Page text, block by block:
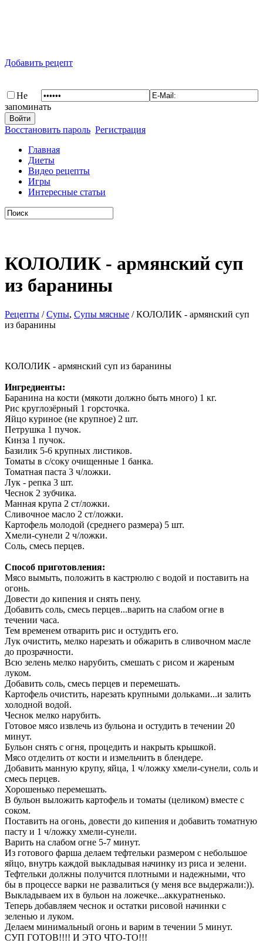
Добавить рецепт
Не
запоминать
Восстановить пароль Регистрация
Главная
Диеты
Видео рецепты
Игры
Интересные статьи
КОЛОЛИК - армянский суп
из баранины
Рецепты /Cупы, Супы мясные / КОЛОЛИК - армянский суп
из баранины
КОЛОЛИК - армянский суп из баранины
Ингредиенты:
Баранина на кости (мякоти должно быть много) 1 кг.
Рис круглозёрный 1 горсточка.
Яйцо куриное (не крупное) 2 шт.
Петрушка 1 пучок.
Кинза 1 пучок.
Базилик 5-6 крупных листиков.
Томаты в с/соку очищенные 1 банка.
Томатная паста 3 ч/ложки.
Лук - репка 3 шт.
Чеснок 2 зубчика.
Манная крупа 2 ст/ложки.
Сливочное масло 2 ст/ложки.
Картофель молодой (среднего размера) 5 шт.
Хмели-сунели 2 ч/ложки.
Соль, смесь перцев.
Способ приготовления:
Мясо вымыть, положить в кастрюлю с водой и поставить на
огонь.
Довести до кипения и снять пену.
Добавить соль, смесь перцев...варить на слабом огне в
течении часа.
Тем временем отварить рис и остудить его.
Лук очистить, мелко нарезать и обжарить в сливочном масле
до прозрачности.
Всю зелень мелко нарубить, смешать с рисом и жареным
луком.
Добавить соль, смесь перцев и перемешать.
Картофель очистить, нарезать крупными дольками...и залить
холодной водой.
Чеснок мелко нарубить.
Готовое мясо извлечь из бульона и остудить в течении 20
минут.
Бульон снять с огня, процедить и накрыть крышкой.
Мясо отделить от кости и измельчить в блендере.
Добавить манную крупу, яйца, 1 ч/ложку хмели-сунели, соль и
смесь перцев.
Хорошенько перемешать.
В бульон выложить картофель и томаты (целиком) вместе с
соком.
Поставить на огонь, довести до кипения и добавить томатную
пасту и 1 ч/ложку хмели-сунели.
Варить на слабом огне 5-7 минут.
Из готового фарша делаем тефтельки размером с небольшое
яйцо, внутрь каждой выкладывая начинку из риса и зелени.
Тефтельки должны получится плотными и надежными, что
бы в процессе варки не развалиться (у меня все выдержали:)).
Выкладываем их в бульон на ложечке...аккуратненько.
Теперь добавляем чеснок и остатки рисовой начинки с
зеленью и луком.
Делаем минимальный огонь и варим в течении 5 минут.
СУП ГОТОВ!!!! И ЭТО ЧТО-ТО!!!